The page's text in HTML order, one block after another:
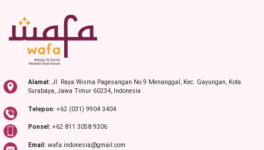
Alamat: Jl. Raya Wisma Pagesangan No.9 Menanggal, Kec. Gayungan, Kota
Surabaya, Jawa Timur 60234, Indonesia
Telepon: +62 (031) 9904 3404
Ponsel: +62 811 3058 9306
Email: wafa.indonesia@gmail.com